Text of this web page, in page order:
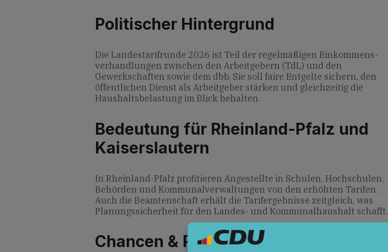
Politischer Hintergrund
Die Landes­tarifrunde 2026 ist Teil der regelmäßigen Einkommens­
verhandlungen zwischen den Arbeitgebern (TdL) und den
Gewerkschaften sowie dem dbb. Sie soll faire Entgelte sichern, den
öffentlichen Dienst als Arbeitgeber stärken und gleichzeitig die
Haushalts­belastung im Blick behalten.
Bedeutung für Rheinland-Pfalz und
Kaiserslautern
In Rheinland-Pfalz profitieren Angestellte in Schulen, Hochschulen,
Behörden und Kommunalverwaltungen von den erhöhten Tarifen.
Auch die Beamtenschaft erhält die Tarifergebnisse zeitgleich, was
Planungssicherheit für den Landes- und Kommunalhaushalt schafft.
Chancen & Risiken